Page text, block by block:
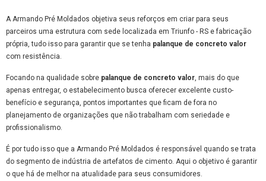
A Armando Pré Moldados objetiva seus reforços em criar para seus
parceiros uma estrutura com sede localizada em Triunfo - RS e fabricação
própria, tudo isso para garantir que se tenha palanque de concreto valor
com resistência.
Focando na qualidade sobre palanque de concreto valor, mais do que
apenas entregar, o estabelecimento busca oferecer excelente custo-
benefício e segurança, pontos importantes que ficam de fora no
planejamento de organizações que não trabalham com seriedade e
profissionalismo.
É por tudo isso que a Armando Pré Moldados é responsável quando se trata
do segmento de indústria de artefatos de cimento. Aqui o objetivo é garantir
o que há de melhor na atualidade para seus consumidores.